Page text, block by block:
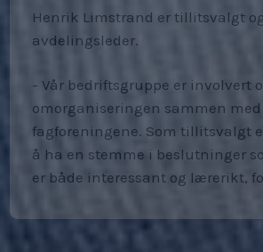
Henrik Limstrand er tillitsvalgt
avdelingsleder.
- Vår bedriftsgruppe er involvert
omorganiseringen sammen med
fagforeningene. Som tillitsvalgt
å ha en stemme i beslutninger
er både interessant og lærerikt,